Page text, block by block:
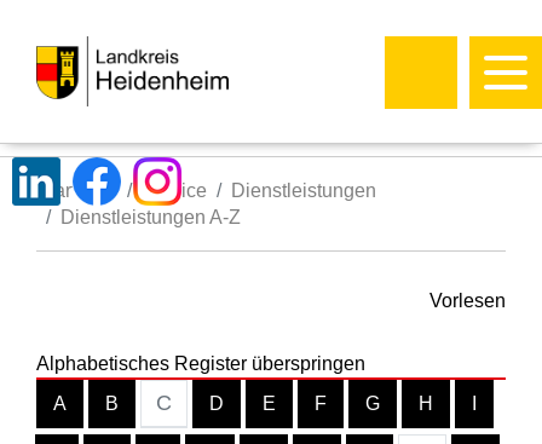
Startseite Service
Dienstleistungen
Dienstleistungen A-Z
Vorlesen
Alphabetisches Register überspringen
A
B C D E F G H